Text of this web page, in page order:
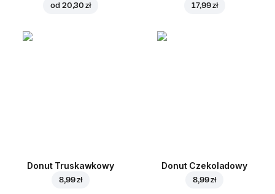
od 20,30 zł 17,99 zł
Donut Truskawkowy
8,99 zł
Donut Czekoladowy
8,99 zł